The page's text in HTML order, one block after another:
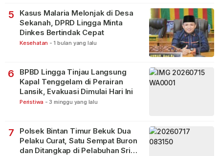
5
Kasus Malaria Melonjak di Desa
Sekanah, DPRD Lingga Minta
Dinkes Bertindak Cepat
Kesehatan - 1 bulan yang lalu
6
BPBD Lingga Tinjau Langsung
Kapal Tenggelam di Perairan
Lansik, Evakuasi Dimulai Hari Ini
Peristiwa - 3 minggu yang lalu
7
Polsek Bintan Timur Bekuk Dua
Pelaku Curat, Satu Sempat Buron
dan Ditangkap di Pelabuhan Sri